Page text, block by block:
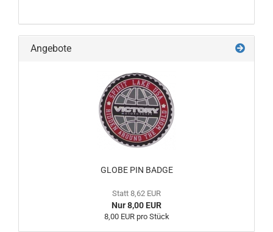
Angebote
GLOBE PIN BADGE
Statt 8,62 EUR
Nur 8,00 EUR
8,00 EUR pro Stück